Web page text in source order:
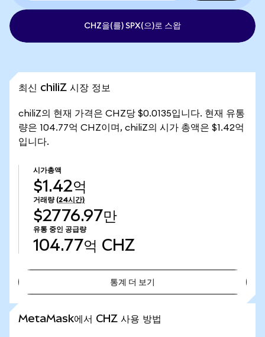
CHZ을(를) SPX(으)로 스왑
최신 chiliZ 시장 정보
chiliZ의 현재 가격은 CHZ당 $0.0135입니다. 현재 유통
량은 104.77억 CHZ이며, chiliZ의 시가 총액은 $1.42억
입니다.
시가총액
$1.42억
거래량 (24시간)
$2776.97만
유통 중인 공급량
104.77억 CHZ
통계 더 보기
MetaMask에서 CHZ 사용 방법